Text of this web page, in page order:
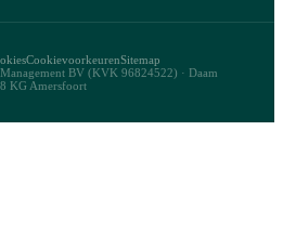
BV (KVK 96824522) · Daam
KG Amersfoort
CookievoorkeurenSitemap